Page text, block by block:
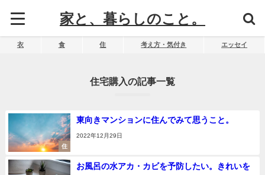
家と、暮らしのこと。
衣 食 住 考え方・気付き エッセイ
住宅購入の記事一覧
住
東向きマンションに住んでみて思うこと。
2022年12月29日
お風呂の水アカ・カビを予防したい。きれいを